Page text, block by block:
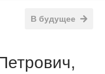
В будущее